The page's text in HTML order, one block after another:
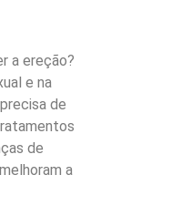
a ereção?
e na
de
de
a